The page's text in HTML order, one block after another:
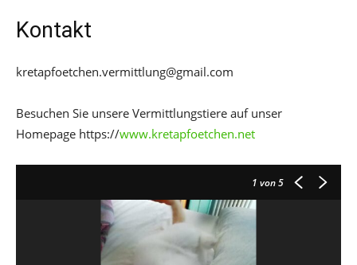
Kontakt
kretapfoetchen.vermittlung@gmail.com
Besuchen Sie unsere Vermittlungstiere auf unser
Homepage https://www.kretapfoetchen.net
1 von 5